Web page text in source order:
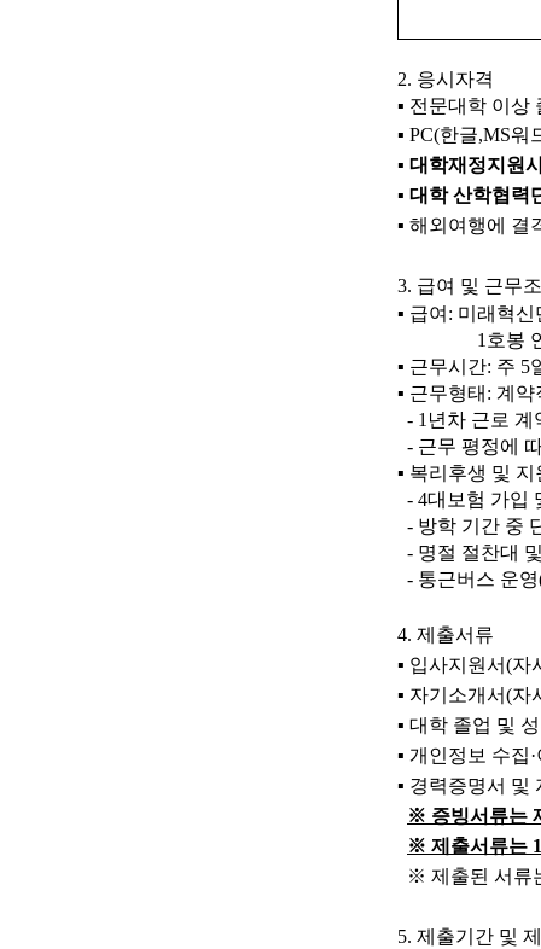
2. 응시자격
▪ 전문대학 이상
▪ PC(한글,MS워
▪ 대학재정지원
▪ 대학 산학협력
▪ 해외여행에 결
3. 급여 및 근무
▪ 급여 : 미래혁신
1호봉
▪ 근무시간: 주 5
▪ 근무형태 : 계약
- 1년차 근로
- 근무 평정에
▪ 복리후생 및 지
- 4대보험 가입
- 방학 기간 중
- 명절 절찬대
- 통근버스 운영
4. 제출서류
▪ 입사지원서(자
▪ 자기소개서(자
▪ 대학 졸업 및
▪ 개인정보 수집·
▪ 경력증명서 및
※ 증빙서류는
※ 제출서류는 1
※ 제출된 서류
5. 제출기간 및